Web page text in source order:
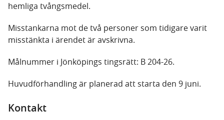
hemliga tvångsmedel.
Misstankarna mot de två personer som tidigare varit
misstänkta i ärendet är avskrivna.
Målnummer i Jönköpings tingsrätt: B 204-26.
Huvudförhandling är planerad att starta den 9 juni.
Kontakt